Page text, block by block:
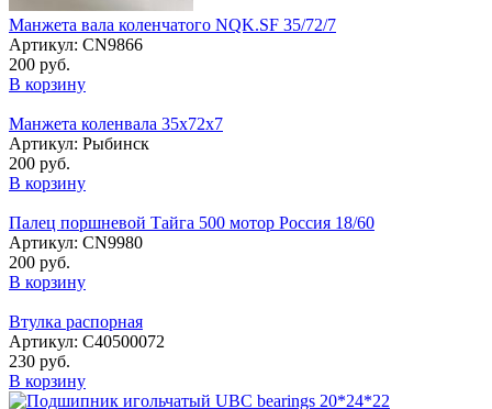
Манжета вала коленчатого NQK.SF 35/72/7
Артикул: CN9866
200 руб.
В корзину
Манжета коленвала 35х72х7
Артикул: Рыбинск
200 руб.
В корзину
Палец поршневой Тайга 500 мотор Россия 18/60
Артикул: CN9980
200 руб.
В корзину
Втулка распорная
Артикул: С40500072
230 руб.
В корзину